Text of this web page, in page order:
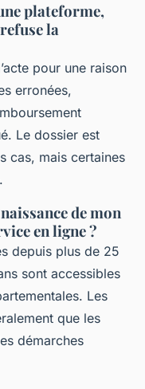
plateforme,
la
pour une raison
erronées,
Le dossier est
cas, mais certaines
de mon
en ligne ?
depuis plus de 25
sont accessibles
Les
que les
démarches